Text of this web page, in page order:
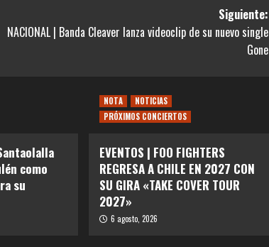
Siguiente:
NACIONAL | Banda Cleaver lanza videoclip de su nuevo single
Gone
como
su
NOTA
NOTICIAS
PRÓXIMOS CONCIERTOS
EVENTOS | FOO FIGHTERS
REGRESA A CHILE EN 2027 CON
SU GIRA «TAKE COVER TOUR
2027»
6 agosto, 2026